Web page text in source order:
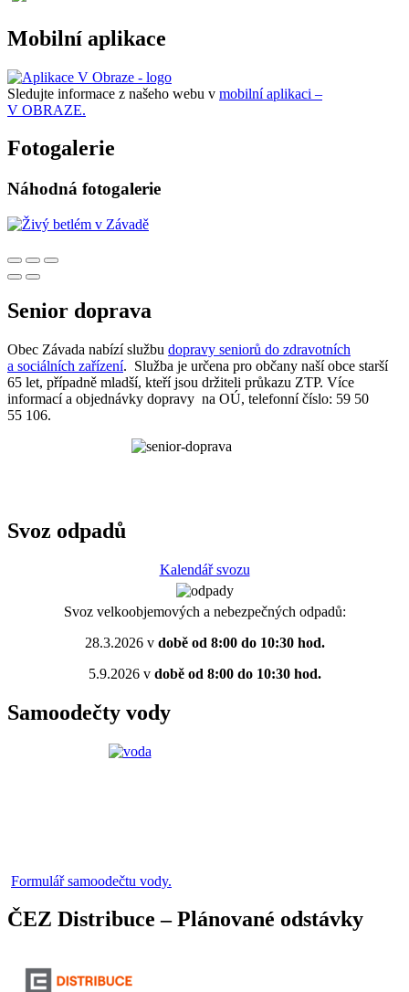
Mobilní aplikace
Sledujte informace z našeho webu v mobilní aplikaci –
V OBRAZE.
Fotogalerie
Náhodná fotogalerie
Senior doprava
Obec Závada nabízí službu dopravy seniorů do zdravotních
a sociálních zařízení. Služba je určena pro občany naší obce starší
65 let, případně mladší, kteří jsou držiteli průkazu ZTP. Více
informací a objednávky dopravy na OÚ, telefonní číslo: 59 50
55 106.
Svoz odpadů
Kalendář svozu
Svoz velkoobjemových a nebezpečných odpadů:
28.3.2026 vdobě od 8:00 do 10:30 hod.
5.9.2026 vdobě od 8:00 do 10:30 hod.
Samoodečty vody
Formulář samoodečtu vody.
ČEZ Distribuce – Plánované odstávky